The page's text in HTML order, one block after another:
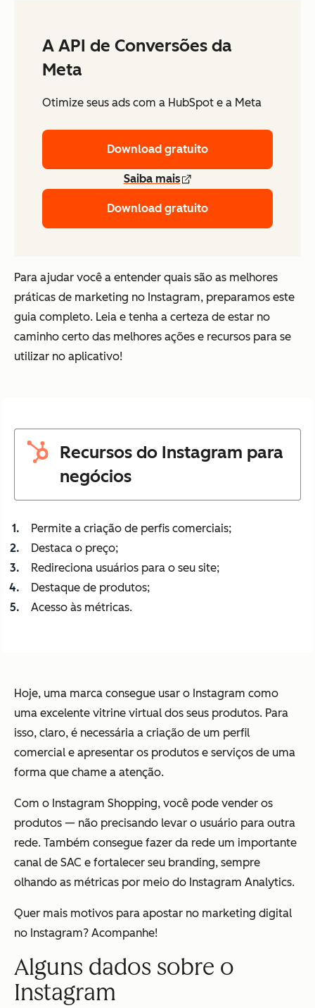
A API de Conversões da
Meta
Otimize seus ads com a HubSpot e a Meta
Download gratuito
Saiba mais
Download gratuito
Para ajudar você a entender quais são as melhores
práticas de marketing no Instagram, preparamos este
guia completo. Leia e tenha a certeza de estar no
caminho certo das melhores ações e recursos para se
utilizar no aplicativo!
Recursos do Instagram para
negócios
Permite a criação de perfis comerciais;
Destaca o preço;
Redireciona usuários para o seu site;
Destaque de produtos;
Acesso às métricas.
Hoje, uma marca consegue usar o Instagram como
uma excelente vitrine virtual dos seus produtos. Para
isso, claro, é necessária a criação de um perfil
comercial e apresentar os produtos e serviços de uma
forma que chame a atenção.
Com o Instagram Shopping, você pode vender os
produtos — não precisando levar o usuário para outra
rede. Também consegue fazer da rede um importante
canal de SAC e fortalecer seu branding, sempre
olhando as métricas por meio do Instagram Analytics.
Quer mais motivos para apostar no marketing digital
no Instagram? Acompanhe!
Alguns dados sobre o
Instagram